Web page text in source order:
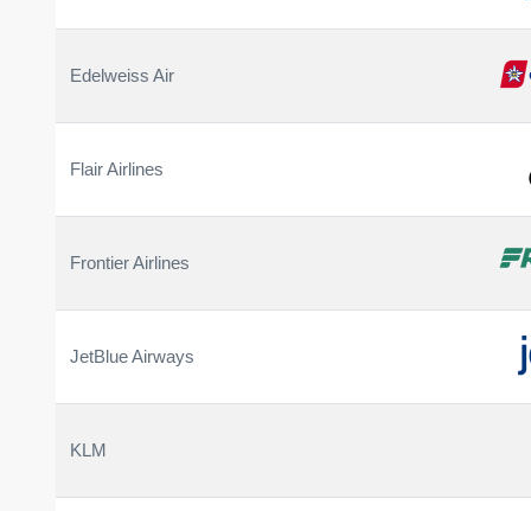
Edelweiss Air
Flair Airlines
Frontier Airlines
JetBlue Airways
KLM